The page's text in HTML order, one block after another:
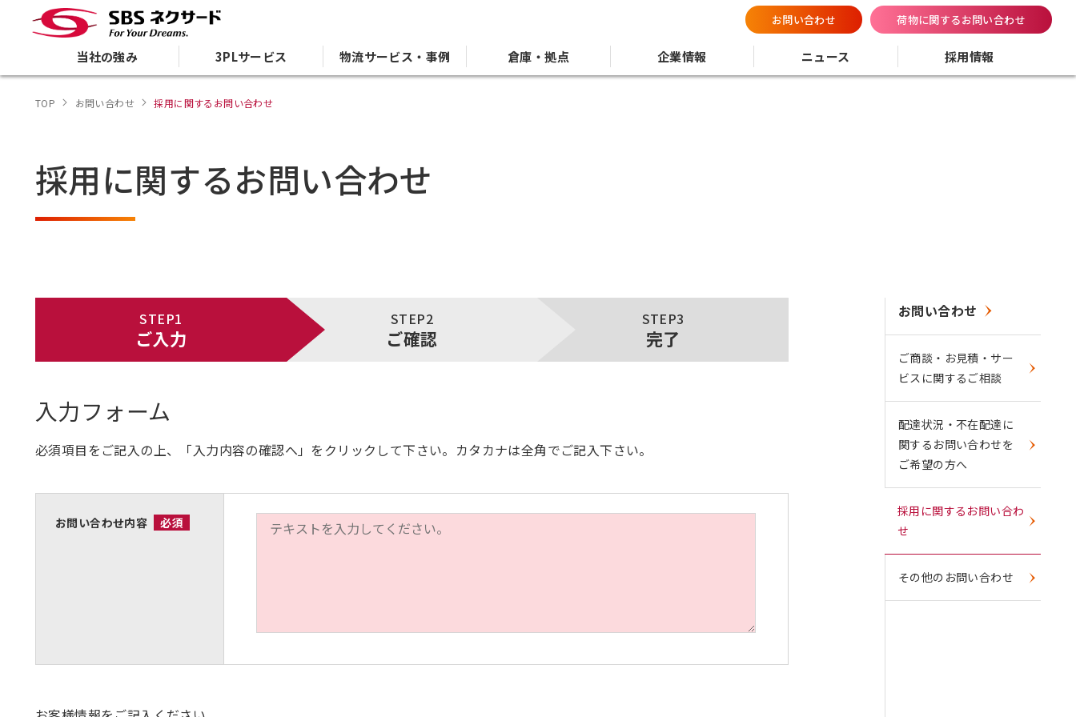
お問い合わせ 荷物に関するお問い合わせ
当社の強み 3PLサービス 物流サービス・事例 倉庫・拠点 企業情報 ニュース 採用情報
TOP お問い合わせ 採用に関するお問い合わせ
採用に関するお問い合わせ
STEP1
ご入力
STEP2
ご確認
STEP3
完了
入力フォーム
必須項目をご記入の上、「入力内容の確認へ」をクリックして下さい。カタカナは全角でご記入下さい。
お問い合わせ内容 必須
お問い合わせ
ご商談・お見積・サー
ビスに関するご相談
配達状況・不在配達に
関するお問い合わせを
ご希望の方へ
採用に関するお問い合わ
せ
その他のお問い合わせ